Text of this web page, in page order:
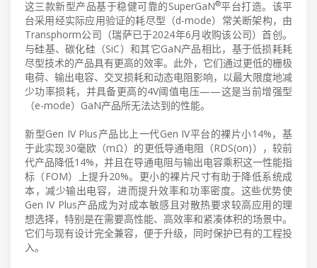
这三款新型产品基于稳健可靠的SuperGaN®平台打造。该平
台采用经实际应用验证的耗尽型（d-mode）常关断架构，由
Transphorm公司（瑞萨已于2024年6月收购该公司）首创。
与硅基、碳化硅（SiC）和其它GaN产品相比，基于低损耗耗
尽型技术的产品具有更高的效率。此外，它们通过更低的栅极
电荷、输出电容、交叉损耗和动态电阻影响，以最大限度地减
少功率损耗，并具备更高的4V阈值电压——这是当前增强型
（e-mode）GaN产品所无法达到的性能。
新型Gen IV Plus产品比上一代Gen IV平台的裸片小14%，基
于此实现30毫欧（mΩ）的更低导通电阻（RDS(on)），较前
代产品降低14%，并且在导通电阻与输出电容乘积这一性能指
标（FOM）上提升20%。更小的裸片尺寸有助于降低系统成
本，减少输出电容，进而提升效率和功率密度。这些优势使
Gen IV Plus产品成为对成本敏感且对散热要求较高应用的理
想选择，特别是在需要高性能、高效率和紧凑体积的场景中。
它们与现有设计完全兼容，便于升级，同时保护已有的工程投
入。